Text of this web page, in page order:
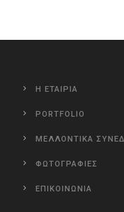
Η ΕΤΑΙΡΙΑ
PORTFOLIO
ΜΕΛΛΟΝΤΙΚΑ
ΦΩΤΟΓΡΑΦΙΕΣ
ΕΠΙΚΟΙΝΩΝΙΑ